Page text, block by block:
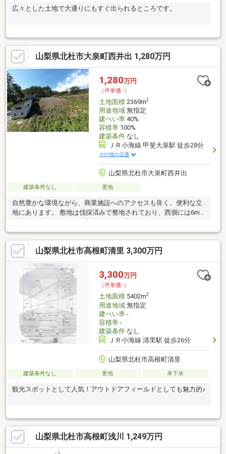
広々とした土地で大通りにもすぐ出られるところです。
山梨県北杜市大泉町西井出 1,280万円
1,280万円
（坪単価:-）
土地面積2369m2
用途地域無指定
建ぺい率40%
容積率100%
建築条件なし
ＪＲ小海線 甲斐大泉駅 徒歩28分
その他の交通
山梨県北杜市大泉町西井出
建築条件なし 更地
自然豊かな環境ながら、商業施設へのアクセスも良く、便利な立
地にあります。 敷地は伐採済みで整地されており、西側には6m
ありませんので、ご希望に合わせた自由な設計が可能です。 この
土地で理想の住まいや施設を建て、自然と利便性を兼ね備えた快
適な生活を実現してみませんか？
山梨県北杜市高根町清里 3,300万円
3,300万円
（坪単価:-）
土地面積5402m2
用途地域無指定
建ぺい率-
容積率-
建築条件なし
ＪＲ小海線 清里駅 徒歩26分
山梨県北杜市高根町清里
建築条件なし 更地 本下水
観光スポットとして人気！アウトドアフィールドとしても魅力的♪
山梨県北杜市高根町浅川 1,249万円